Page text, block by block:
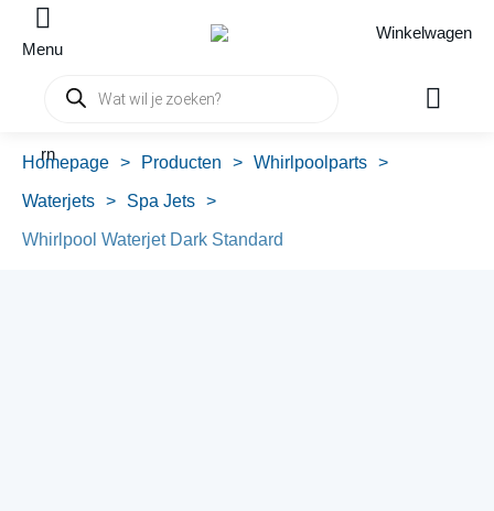
Menu
Winkelwagen
Producten
zoeken
rn
Homepage > Producten > Whirlpoolparts >
Waterjets > Spa Jets >
Whirlpool Waterjet Dark Standard